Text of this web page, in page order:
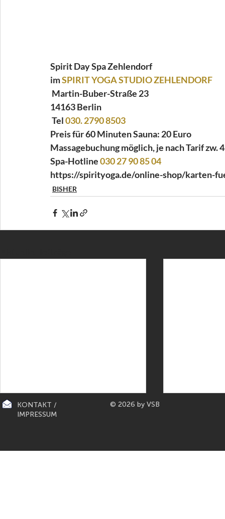
Spirit Day Spa Zehlendorf
im SPIRIT YOGA STUDIO ZEHLENDORF
Martin-Buber-Straße 23
14163 Berlin
Tel 030. 2790 8503
Preis für 60 Minuten Sauna: 20 Euro
Massagebuchung möglich, je nach Tarif zw.
Spa-Hotline 030 27 90 85 04
https://spirityoga.de/online-shop/karten-
BISHER
KONTAKT /
IMPRESSUM
© 2026 by VSB